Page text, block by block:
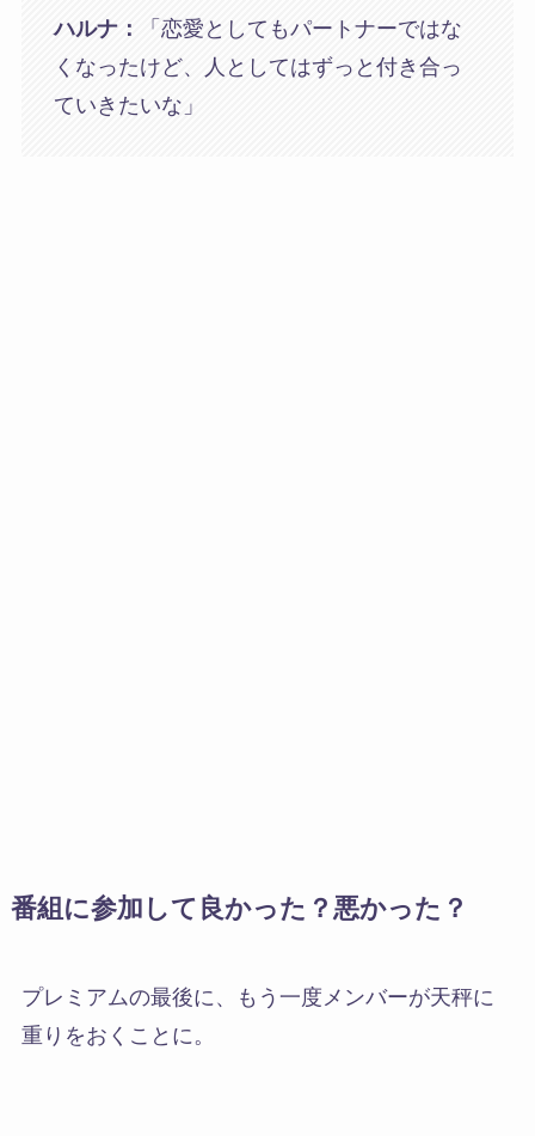
ハルナ：
「恋愛としてもパートナーではな
くなったけど、人としてはずっと付き合っ
ていきたいな」
番組に参加して良かった？悪かった？
プレミアムの最後に、もう一度メンバーが天秤に
重りをおくことに。